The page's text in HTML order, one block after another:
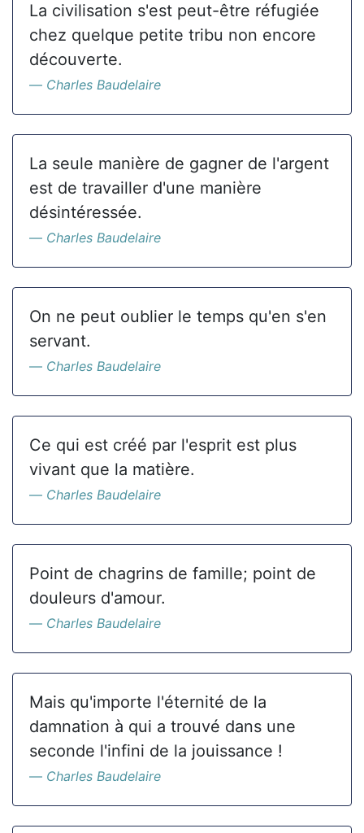
La civilisation s'est peut-être réfugiée
chez quelque petite tribu non encore
découverte.
Charles Baudelaire
La seule manière de gagner de l'argent
est de travailler d'une manière
désintéressée.
Charles Baudelaire
On ne peut oublier le temps qu'en s'en
servant.
Charles Baudelaire
Ce qui est créé par l'esprit est plus
vivant que la matière.
Charles Baudelaire
Point de chagrins de famille; point de
douleurs d'amour.
Charles Baudelaire
Mais qu'importe l'éternité de la
damnation à qui a trouvé dans une
seconde l'infini de la jouissance !
Charles Baudelaire